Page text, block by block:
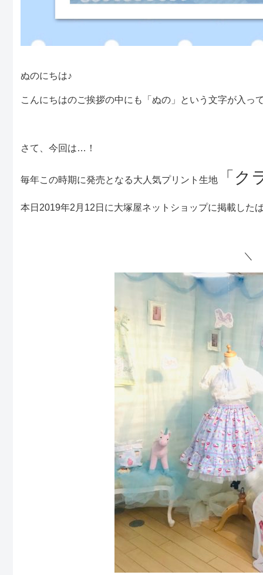
ぬのにちは♪
こんにちはのご挨拶の中にも「ぬの」という文字が入
さて、今回は…！
毎年この時期に発売となる大人気プリント生地「ク
本日2019年2月12日に大塚屋ネットショップに掲載した
＼